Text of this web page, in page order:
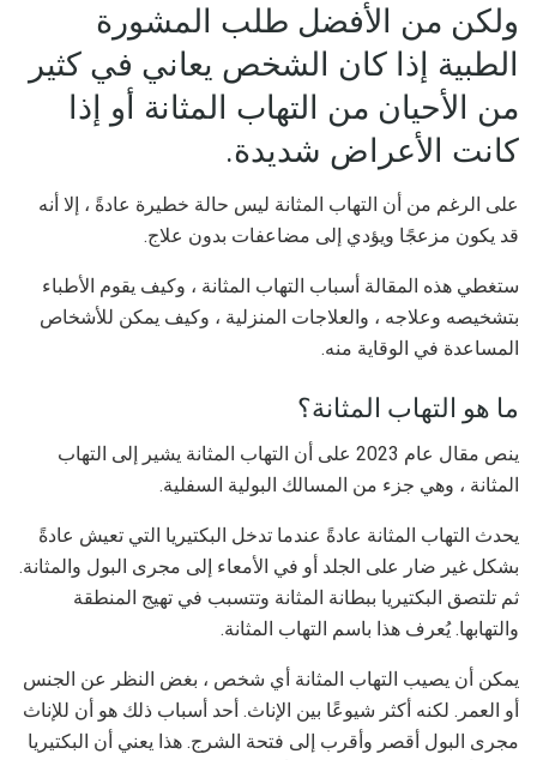
ولكن من الأفضل طلب المشورة
الطبية إذا كان الشخص يعاني في كثير
من الأحيان من التهاب المثانة أو إذا
كانت الأعراض شديدة.
على الرغم من أن التهاب المثانة ليس حالة خطيرة عادةً ، إلا أنه
قد يكون مزعجًا ويؤدي إلى مضاعفات بدون علاج.
ستغطي هذه المقالة أسباب التهاب المثانة ، وكيف يقوم الأطباء
بتشخيصه وعلاجه ، والعلاجات المنزلية ، وكيف يمكن للأشخاص
المساعدة في الوقاية منه.
ما هو التهاب المثانة؟
ينص مقال عام 2023 على أن التهاب المثانة يشير إلى التهاب
المثانة ، وهي جزء من المسالك البولية السفلية.
يحدث التهاب المثانة عادةً عندما تدخل البكتيريا التي تعيش عادةً
بشكل غير ضار على الجلد أو في الأمعاء إلى مجرى البول والمثانة.
ثم تلتصق البكتيريا ببطانة المثانة وتتسبب في تهيج المنطقة
والتهابها. يُعرف هذا باسم التهاب المثانة.
يمكن أن يصيب التهاب المثانة أي شخص ، بغض النظر عن الجنس
أو العمر. لكنه أكثر شيوعًا بين الإناث. أحد أسباب ذلك هو أن للإناث
مجرى البول أقصر وأقرب إلى فتحة الشرج. هذا يعني أن البكتيريا